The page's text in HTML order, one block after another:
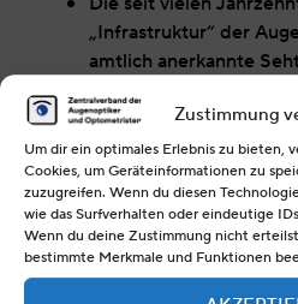
Zustimmung
Um dir ein optimales Erlebnis zu bieten,
Cookies, um Geräteinformationen zu
zuzugreifen. Wenn du diesen
wie das Surfverhalten oder eindeutige
Wenn du deine Zustimmung nicht
bestimmte Merkmale und Funktionen
„Infrastruktur“ der
amtlich anerkannte
die örtlich zuständigen
als Körperschaften des
kann ohne weiteres
Zusätzlicher
Länder ist nicht zu
Die fachliche
Angehörige eines